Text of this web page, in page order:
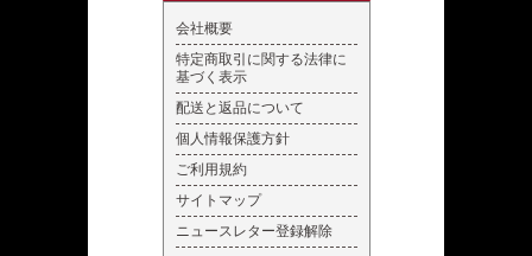
会社概要
特定商取引に関する法律に
基づく表示
配送と返品について
個人情報保護方針
ご利用規約
サイトマップ
ニュースレター登録解除